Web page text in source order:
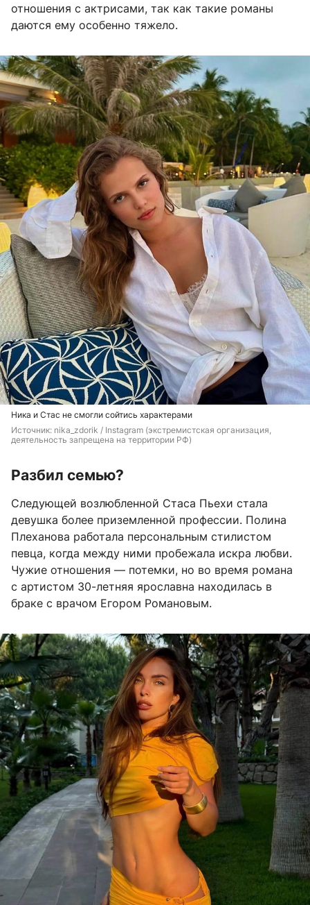
отношения с актрисами, так как такие романы
даются ему особенно тяжело.
Ника и Стас не смогли сойтись характерами
Источник: nika_zdorik / Instagram (экстремистская организация,
деятельность запрещена на территории РФ)
Разбил семью?
Следующей возлюбленной Стаса Пьехи стала
девушка более приземленной профессии. Полина
Плеханова работала персональным стилистом
певца, когда между ними пробежала искра любви.
Чужие отношения — потемки, но во время романа
с артистом 30-летняя ярославна находилась в
браке с врачом Егором Романовым.